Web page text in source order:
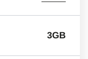
3GB